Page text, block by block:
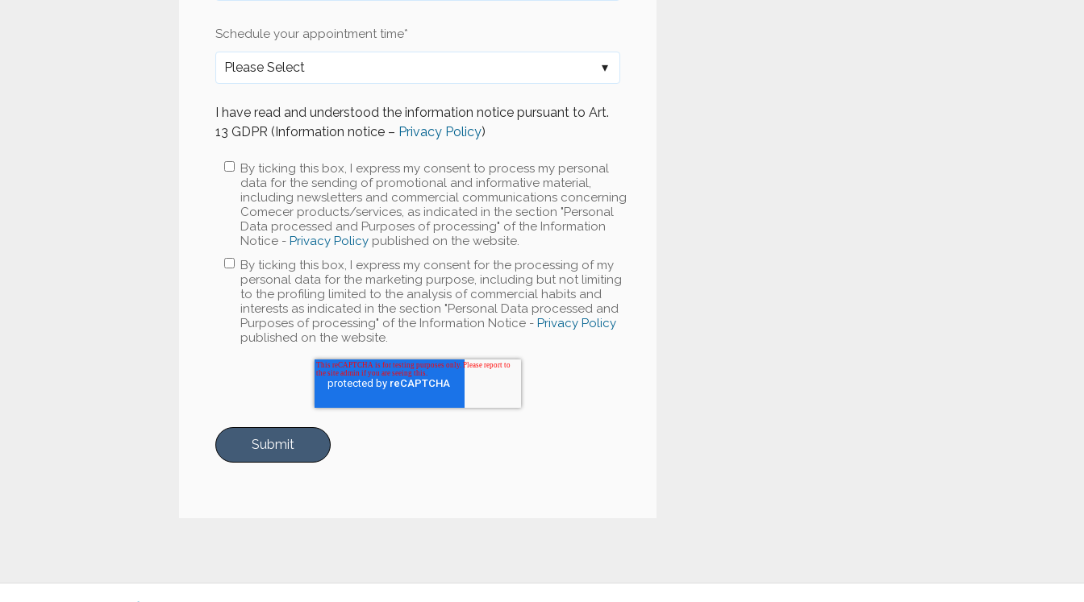
Schedule your appointment time*
I have read and understood the information notice pursuant to Art.
13 GDPR (Information notice – Privacy Policy)
By ticking this box, I express my consent to process my personal
data for the sending of promotional and informative material,
including newsletters and commercial communications concerning
Comecer products/services, as indicated in the section "Personal
Data processed and Purposes of processing" of the Information
Notice - Privacy Policy published on the website.
By ticking this box, I express my consent for the processing of my
personal data for the marketing purpose, including but not limiting
to the profiling limited to the analysis of commercial habits and
interests as indicated in the section "Personal Data processed and
Purposes of processing" of the Information Notice -Privacy Policy
published on the website.